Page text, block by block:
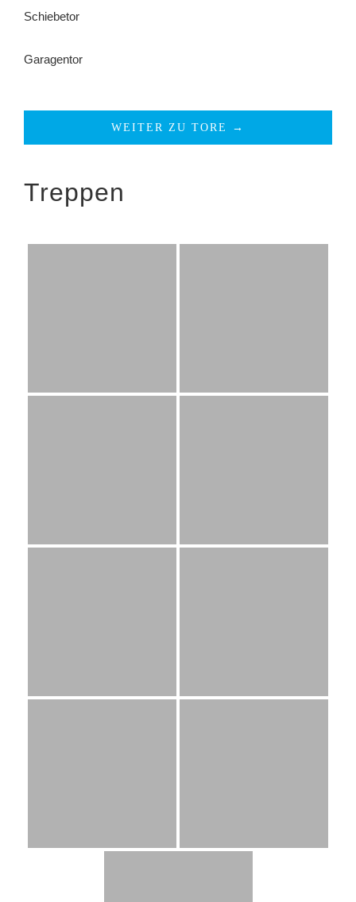
Schiebetor
Garagentor
WEITER ZU TORE →
Treppen